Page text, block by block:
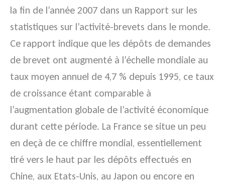
la fin de l’année 2007 dans un Rapport sur les
statistiques sur l’activité-brevets dans le monde.
Ce rapport indique que les dépôts de demandes
de brevet ont augmenté à l’échelle mondiale au
taux moyen annuel de 4,7 % depuis 1995, ce taux
de croissance étant comparable à
l’augmentation globale de l’activité économique
durant cette période. La France se situe un peu
en deçà de ce chiffre mondial, essentiellement
tiré vers le haut par les dépôts effectués en
Chine, aux Etats-Unis, au Japon ou encore en